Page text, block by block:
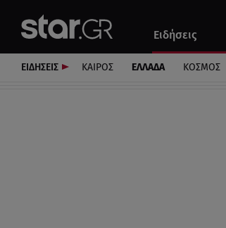
Ειδήσεις
Αυτοκίνητο
ΕΙΔΗΣΕΙΣ ΚΑΙΡΟΣ ΕΛΛΑΔΑ ΚΟΣΜΟΣ